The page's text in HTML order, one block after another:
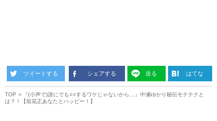
ツイートする シェアする 送る はてな
TOP
『(小声で)誰にでも○○するワケじゃないから…』中瀬ゆかり秘伝モテテクと
は？！【垣花正あなたとハッピー！】